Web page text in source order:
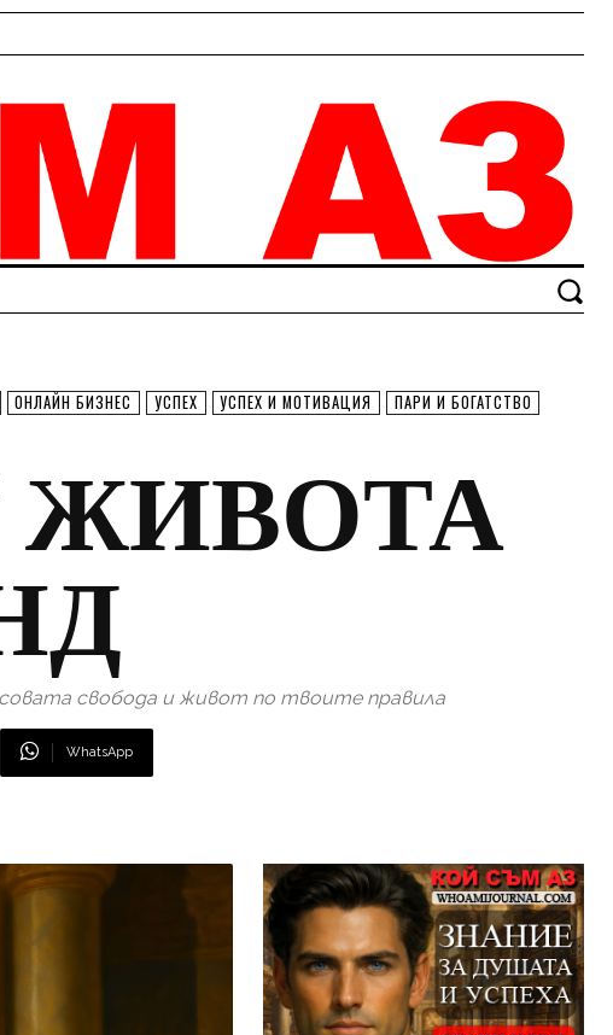
ОНЛАЙН БИЗНЕС УСПЕХ УСПЕХ И МОТИВАЦИЯ
ПАРИ И БОГАТСТВО
свобода и живот по твоите правила
WhatsApp